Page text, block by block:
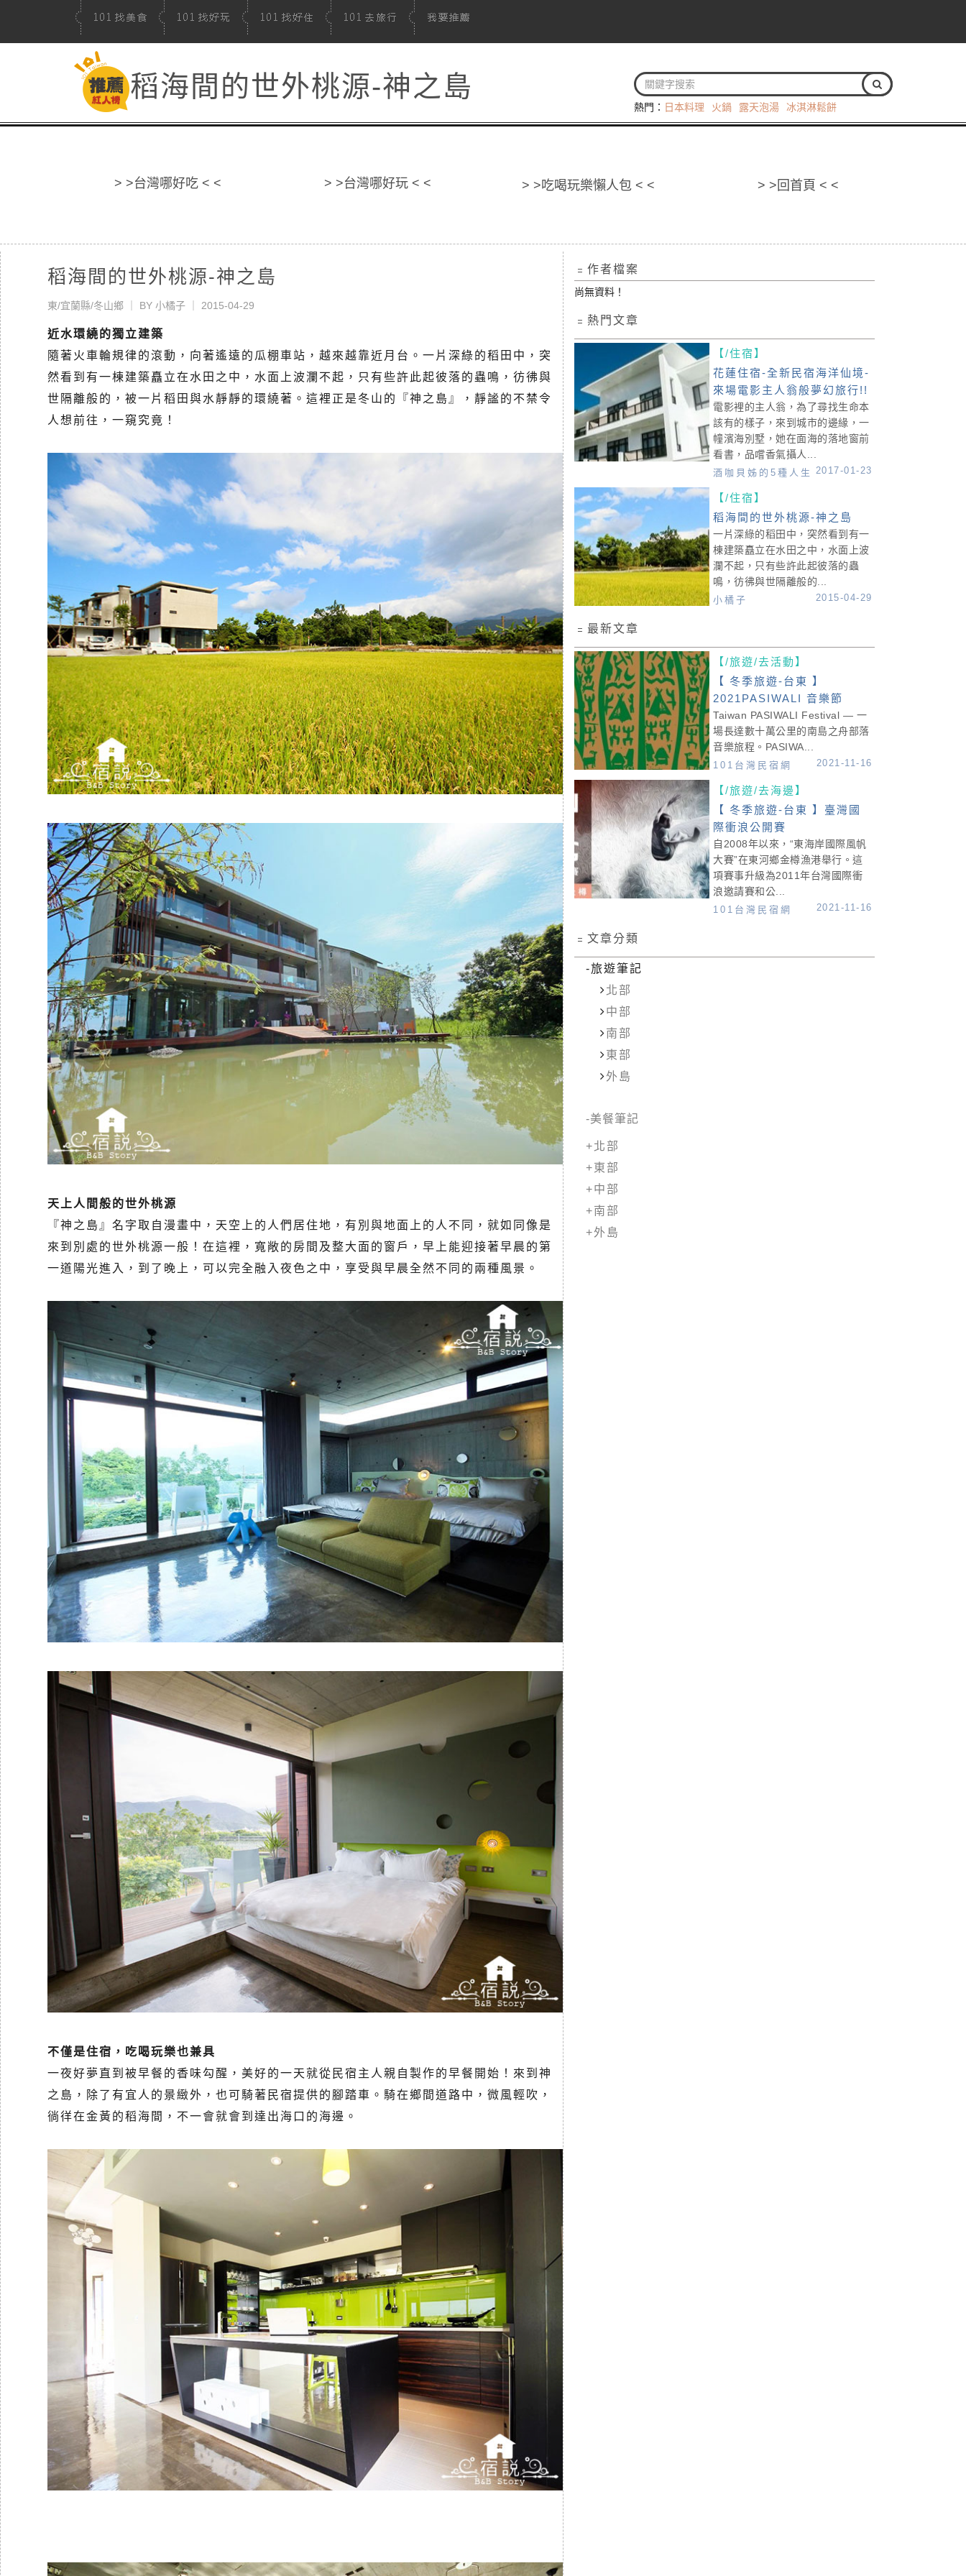
稻海間的世外桃源-神之島
熱門： 日本料理 火鍋 露天泡湯 冰淇淋鬆餅
> >台灣哪好吃 < < > >台灣哪好玩 < < > >吃喝玩樂懶人包 < < > >回首頁 < <
稻海間的世外桃源-神之島
東/宜蘭縣/冬山鄉 BY 小橘子 ｜ 2015-04-29
近水環繞的獨立建築
隨著火車輪規律的滾動，向著遙遠的瓜棚車站，越來越靠近月台。一片深綠的稻田中，突
然看到有一棟建築矗立在水田之中，水面上波瀾不起，只有些許此起彼落的蟲鳴，彷彿與
世隔離般的，被一片稻田與水靜靜的環繞著。這裡正是冬山的『神之島』，靜謐的不禁令
人想前往，一窺究竟！
天上人間般的世外桃源
『神之島』名字取自漫畫中，天空上的人們居住地，有別與地面上的人不同，就如同像是
來到別處的世外桃源一般！在這裡，寬敞的房間及整大面的窗戶，早上能迎接著早晨的第
一道陽光進入，到了晚上，可以完全融入夜色之中，享受與早晨全然不同的兩種風景。
不僅是住宿，吃喝玩樂也兼具
一夜好夢直到被早餐的香味勾醒，美好的一天就從民宿主人親自製作的早餐開始！來到神
之島，除了有宜人的景緻外，也可騎著民宿提供的腳踏車。騎在鄉間道路中，微風輕吹，
徜徉在金黃的稻海間，不一會就會到達出海口的海邊。
﹦作者檔案
尚無資料！
﹦熱門文章
【/住宿】
花蓮住宿-全新民宿海洋仙境-
來場電影主人翁般夢幻旅行!!
電影裡的主人翁，為了尋找生命本
該有的樣子，來到城市的邊緣，一
幢濱海別墅，她在面海的落地窗前
看書，品嚐香氣攝人...
酒咖貝姊的5種人生 2017-01-23
【/住宿】
稻海間的世外桃源-神之島
一片深綠的稻田中，突然看到有一
棟建築矗立在水田之中，水面上波
瀾不起，只有些許此起彼落的蟲
鳴，彷彿與世隔離般的...
小橘子 2015-04-29
﹦最新文章
【/旅遊/去活動】
【 冬季旅遊-台東 】
2021PASIWALI 音樂節
Taiwan PASIWALI Festival — 一
場長達數十萬公里的南島之舟部落
音樂旅程。PASIWA...
101台灣民宿網 2021-11-16
【/旅遊/去海邊】
【 冬季旅遊-台東 】臺灣國
際衝浪公開賽
自2008年以來，“東海岸國際風帆
大賽”在東河鄉金樽漁港舉行。這
項賽事升級為2011年台灣國際衝
浪邀請賽和公...
101台灣民宿網 2021-11-16
﹦文章分類
-旅遊筆記
北部
中部
南部
東部
外島
美餐筆記
+北部
+東部
+中部
+南部
+外島